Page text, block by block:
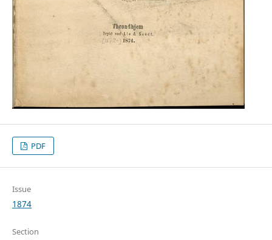
PDF
Issue
1874
Section